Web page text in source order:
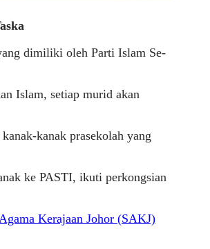
dimiliki oleh Parti Islam Se-
Islam, setiap murid akan
kanak prasekolah yang
ke PASTI, ikuti perkongsian
Kerajaan Johor (SAKJ)